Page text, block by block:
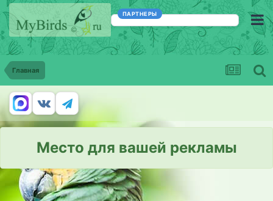
ПАРТНЕРЫ
Главная
Место для вашей рекламы